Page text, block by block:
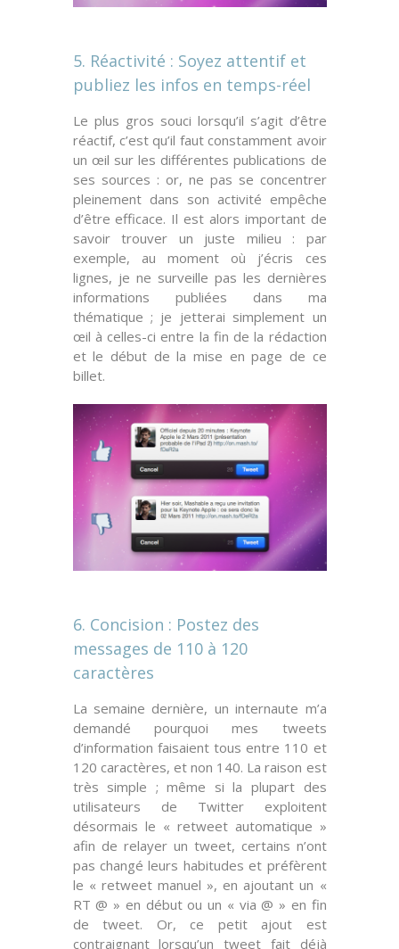
5. Réactivité : Soyez attentif et
publiez les infos en temps-réel
Le plus gros souci lorsqu’il s’agit d’être
réactif, c’est qu’il faut constamment avoir
un œil sur les différentes publications de
ses sources : or, ne pas se concentrer
pleinement dans son activité empêche
d’être efficace. Il est alors important de
savoir trouver un juste milieu : par
exemple, au moment où j’écris ces
lignes, je ne surveille pas les dernières
informations publiées dans ma
thématique ; je jetterai simplement un
œil à celles-ci entre la fin de la rédaction
et le début de la mise en page de ce
billet.
6. Concision : Postez des
messages de 110 à 120
caractères
La semaine dernière, un internaute m’a
demandé pourquoi mes tweets
d’information faisaient tous entre 110 et
120 caractères, et non 140. La raison est
très simple ; même si la plupart des
utilisateurs de Twitter exploitent
désormais le « retweet automatique »
afin de relayer un tweet, certains n’ont
pas changé leurs habitudes et préfèrent
le « retweet manuel », en ajoutant un «
RT @ » en début ou un « via @ » en fin
de tweet. Or, ce petit ajout est
contraignantlorsqu’un tweet fait déjà